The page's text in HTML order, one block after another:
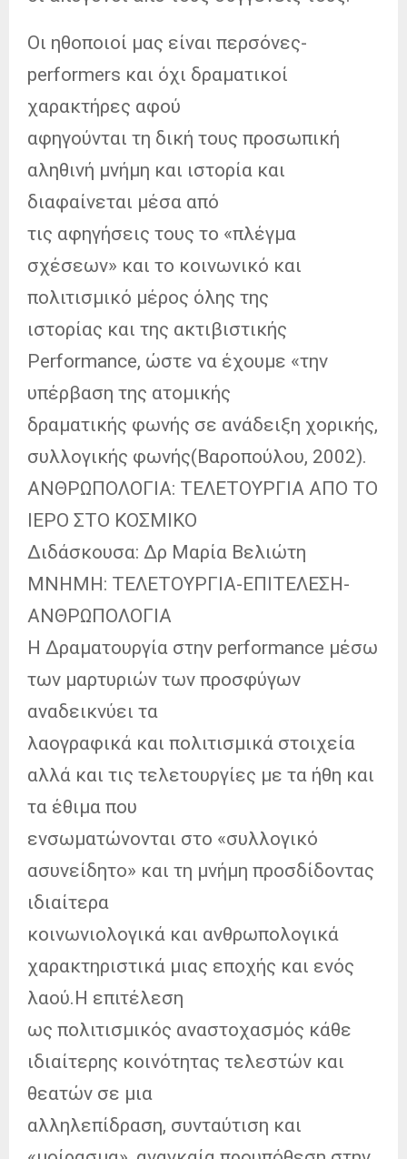
Οι ηθοποιοί μας είναι περσόνες-
performers και όχι δραματικοί
χαρακτήρες αφού
αφηγούνται τη δική τους προσωπική
αληθινή μνήμη και ιστορία και
διαφαίνεται μέσα από
τις αφηγήσεις τους το «πλέγμα
σχέσεων» και το κοινωνικό και
πολιτισμικό μέρος όλης της
ιστορίας και της ακτιβιστικής
Performance, ώστε να έχουμε «την
υπέρβαση της ατομικής
δραματικής φωνής σε ανάδειξη χορικής,
συλλογικής φωνής(Βαροπούλου, 2002).
ΑΝΘΡΩΠΟΛΟΓΙΑ: ΤΕΛΕΤΟΥΡΓΙΑ ΑΠΟ ΤΟ
ΙΕΡΟ ΣΤΟ ΚΟΣΜΙΚΟ
Διδάσκουσα: Δρ Μαρία Βελιώτη
ΜΝΗΜΗ: ΤΕΛΕΤΟΥΡΓΙΑ-ΕΠΙΤΕΛΕΣΗ-
ΑΝΘΡΩΠΟΛΟΓΙΑ
Η Δραματουργία στην performance μέσω
των μαρτυριών των προσφύγων
αναδεικνύει τα
λαογραφικά και πολιτισμικά στοιχεία
αλλά και τις τελετουργίες με τα ήθη και
τα έθιμα που
ενσωματώνονται στο «συλλογικό
ασυνείδητο» και τη μνήμη προσδίδοντας
ιδιαίτερα
κοινωνιολογικά και ανθρωπολογικά
χαρακτηριστικά μιας εποχής και ενός
λαού.Η επιτέλεση
ως πολιτισμικός αναστοχασμός κάθε
ιδιαίτερης κοινότητας τελεστών και
θεατών σε μια
αλληλεπίδραση, συνταύτιση και